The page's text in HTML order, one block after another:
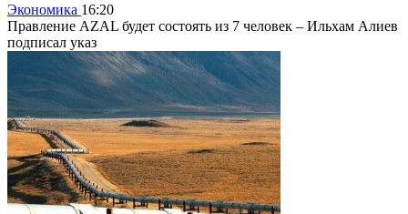
Экономика 16:20
Правление AZAL будет состоять из 7 человек – Ильхам Алиев
подписал указ